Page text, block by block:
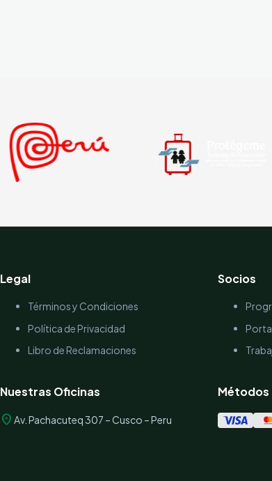
Legal
Términos y Condiciones
Política de Privacidad
Libro de Reclamaciones
Nuestras Oficinas
location_on Av. Pachacuteq 307 – Cusco – Peru
Socios
Métodos